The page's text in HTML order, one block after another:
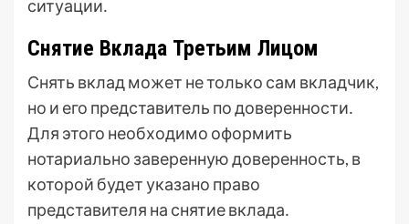
ситуации․
Снятие Вклада Третьим Лицом
Снять вклад может не только сам вкладчик,
но и его представитель по доверенности․
Для этого необходимо оформить
нотариально заверенную доверенность, в
которой будет указано право
представителя на снятие вклада․